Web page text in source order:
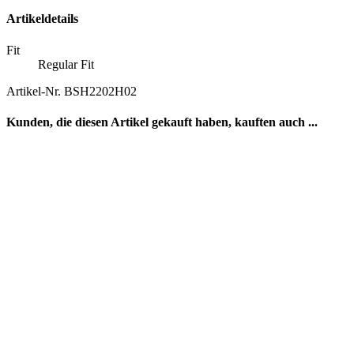
Artikeldetails
Fit
Regular Fit
Artikel-Nr. BSH2202H02
Kunden, die diesen Artikel gekauft haben, kauften auch ...